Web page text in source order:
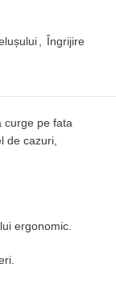
Îngrijire
curge pe fata
de cazuri,
ergonomic.